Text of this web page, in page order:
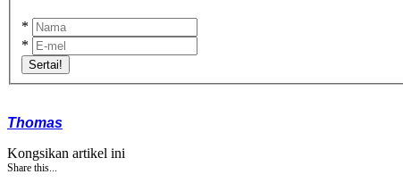
*
*
Sertai!
Thomas
Kongsikan artikel ini
Share this...